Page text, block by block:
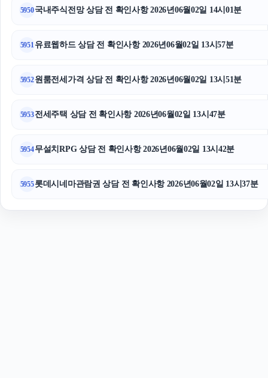
5950국내주식전망 상담 전 확인사항 2026년06월02일 14시01분
5951 유료웹하드 상담 전 확인사항 2026년06월02일 13시57분
5952원룸전세가격 상담 전 확인사항 2026년06월02일 13시51분
5953전세주택 상담 전 확인사항 2026년06월02일 13시47분
5954무설치RPG 상담 전 확인사항 2026년06월02일 13시42분
5955롯데시네마관람권 상담 전 확인사항 2026년06월02일 13시37분